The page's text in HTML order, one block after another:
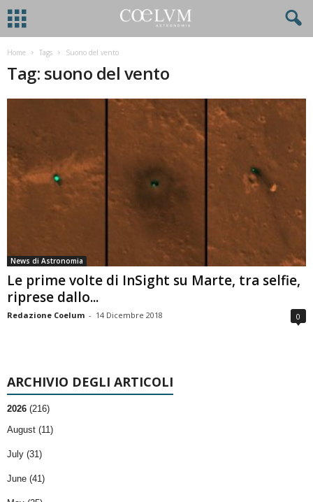
Home Tags Suono del vento
Tag: suono del vento
News di Astronomia
Le prime volte di InSight su Marte, tra selfie,
riprese dallo...
Redazione Coelum - 14 Dicembre 2018 0
ARCHIVIO DEGLI ARTICOLI
2026 (216)
August (11)
July (31)
June (41)